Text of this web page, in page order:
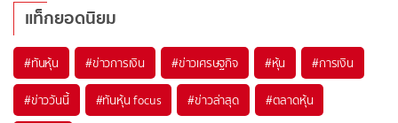
แท็กยอดนิยม
#ทันหุ้น #ข่าวการเงิน #ข่าวเศรษฐกิจ #หุ้น #การเงิน
#ข่าววันนี้ #ทันหุ้น focus #ข่าวล่าสุด #ตลาดหุ้น